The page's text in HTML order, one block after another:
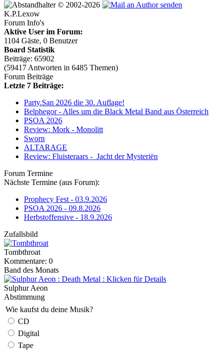
© 2002-2026
K.P.Lexow
Forum Info's
Aktive User im Forum:
1104 Gäste, 0 Benutzer
Board Statistik
Beiträge: 65902
(59417 Antworten in 6485 Themen)
Forum Beiträge
Letzte 7 Beiträge:
Party.San 2026 die 30. Auflage!
Belphegor - Alles um die Black Metal Band aus Österreich
PSOA 2026
Review: Mork - Monolitt
Sworn
ALTARAGE
Review: Fluisteraars - Jacht der Mysteriën
Forum Termine
Nächste Termine (aus Forum):
Prophecy Fest - 03.9.2026
PSOA 2026 - 09.8.2026
Herbstoffensive - 18.9.2026
Zufallsbild
Tombthroat
Kommentare: 0
Band des Monats
Sulphur Aeon
Abstimmung
Wie kaufst du deine Musik?
CD
Digital
Tape